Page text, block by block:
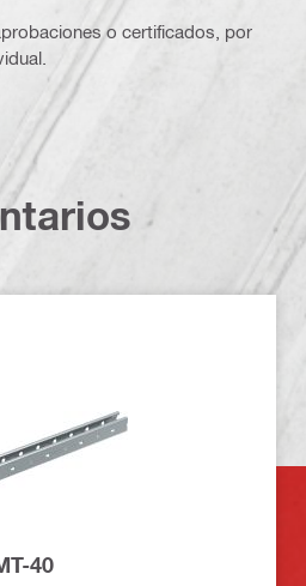
o certificados, por
40